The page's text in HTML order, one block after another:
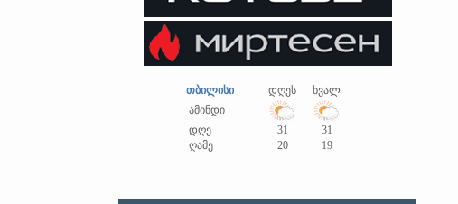
თბილისი დღეს
ხვალ
ამინდი
დღე
31
31
ღამე
20 19